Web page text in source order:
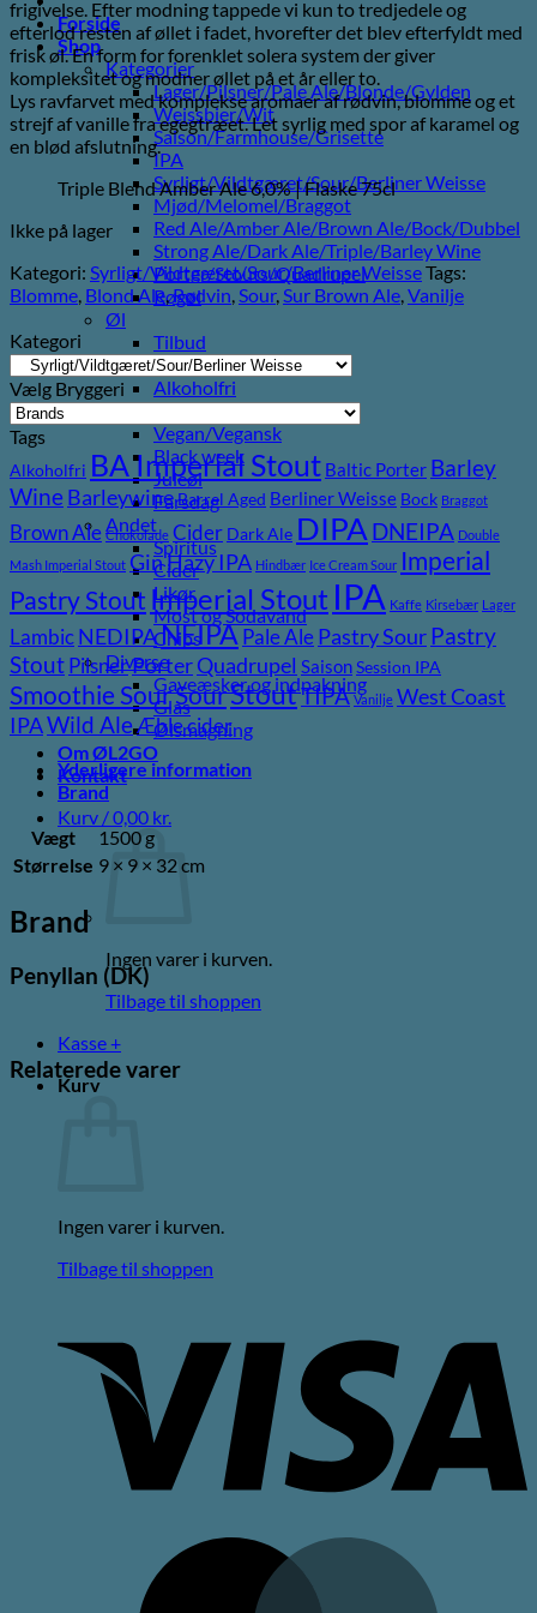
Forside
Shop
Kategorier
Lager/Pilsner/Pale Ale/Blonde/Gylden
Weissbier/Wit
Saison/Farmhouse/Grisette
IPA
Syrligt/Vildtgæret/Sour/Berliner Weisse
Mjød/Melomel/Braggot
Red Ale/Amber Ale/Brown Ale/Bock/Dubbel
Strong Ale/Dark Ale/Triple/Barley Wine
Porter/Stouts/Quadrupel
Røgøl
Øl
Tilbud
6pack2go
Alkoholfri
Glutenfri
Vegan/Vegansk
Black week
Juleøl
Farsdag
Andet
Spiritus
Cider
Likør
Most og Sodavand
Chips
Diverse
Gaveæsker og indpakning
Glas
Ølsmagning
Om ØL2GO
Kontakt
Kurv /0,00 kr.
Ingen varer i kurven.
Tilbage til shoppen
Kasse +
Kurv
Ingen varer i kurven.
Tilbage til shoppen
frigivelse. Efter modning tappede vi kun to tredjedele og
efterlod resten af ​​øllet i fadet, hvorefter det blev efterfyldt med
frisk øl. En form for forenklet solera system der giver
kompleksitet og modner øllet på et år eller to.
Lys ravfarvet med komplekse aromaer af rødvin, blomme og et
strejf af vanille fra egegtræet. Let syrlig med spor af karamel og
en blød afslutning.
Triple Blend Amber Ale 6,0% | Flaske 75cl
Ikke på lager
Kategori: Syrligt/Vildtgæret/Sour/Berliner WeisseTags:
Blomme, Blond Ale,Rødvin,Sour,Sur Brown Ale,Vanilje
Kategori
Vælg Bryggeri
Tags
Alkoholfri BA Imperial Stout Baltic Porter Barley
Wine BarleywineBarrel Aged Berliner Weisse Bock Braggot
Brown Ale Chokolade Cider Dark Ale DIPA DNEIPA Double
Mash Imperial Stout GinHazy IPA Hindbær Ice Cream Sour Imperial
Pastry Stout Imperial Stout IPA Kaffe Kirsebær Lager
Lambic NEDIPANEIPA Pale Ale Pastry Sour Pastry
Stout PilsnerPorterQuadrupel SaisonSession IPA
Smoothie SourSourStoutTIPA Vanilje West Coast
IPAWild Ale Æble cider
Yderligere information
Brand
Vægt
1500 g
Størrelse 9 × 9 × 32 cm
Brand
Penyllan (DK)
Relaterede varer